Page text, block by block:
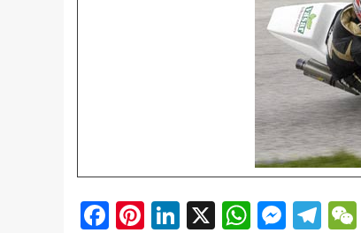
Facebook
Pinterest
LinkedIn
X